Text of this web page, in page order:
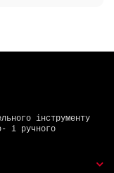
інструменту
і ручного